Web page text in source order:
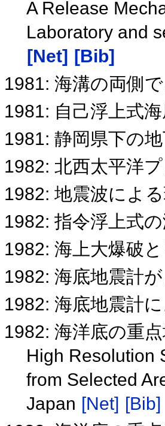
A Release
Laboratory and
[Net] [Bib]
1981: 海溝の両側
1981: 自己浮上式
1981: 静岡県下の
1982: 北西太平洋
1982: 地震波によ
1982: 指令浮上式
1982: 海上大爆破
1982: 海底地震計
1982: 海底地震計
1982: 海洋底の重
High Resolution
from Selected
Japan [Net] [Bib]